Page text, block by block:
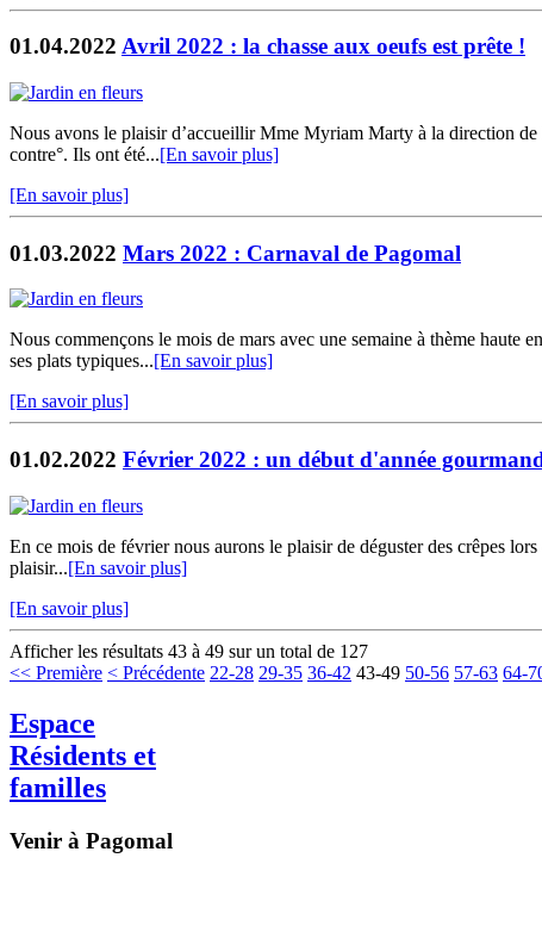
01.04.2022 Avril 2022 : la chasse aux oeufs est prête !
Nous avons le plaisir d’accueillir Mme Myriam Marty à la direction de
contre°. Ils ont été...[En savoir plus]
[En savoir plus]
01.03.2022 Mars 2022 : Carnaval de Pagomal
Nous commençons le mois de mars avec une semaine à thème haute
ses plats typiques...[En savoir plus]
[En savoir plus]
01.02.2022 Février 2022 : un début d'année
En ce mois de février nous aurons le plaisir de déguster des crêpes
plaisir...[En savoir plus]
[En savoir plus]
Afficher les résultats 43 à 49 sur un total de 127
<< Première < Précédente 22-28 29-35 36-42 43-49 50-56 57-63 64-
Espace
Résidents et
familles
Venir à Pagomal